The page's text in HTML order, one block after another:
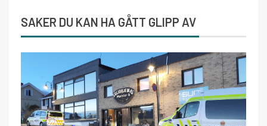
SAKER DU KAN HA GÅTT GLIPP AV